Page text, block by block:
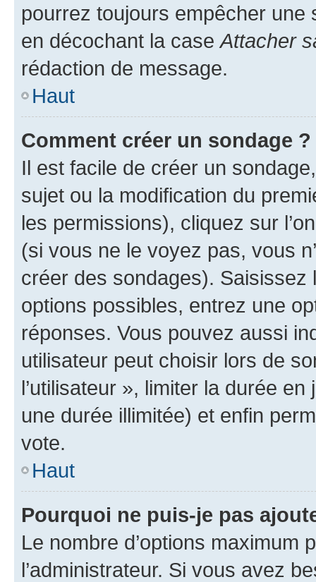
pourrez toujours empêcher une
en décochant la case Attacher
rédaction de message.
Haut
Comment créer un sondage ?
Il est facile de créer un
sujet ou la modification du
les permissions), cliquez sur
(si vous ne le voyez pas, vous
créer des sondages).
options possibles, entrez une
réponses. Vous pouvez aussi
utilisateur peut choisir lors de
l’utilisateur », limiter la durée
une durée illimitée) et enfin
vote.
Haut
Pourquoi ne puis-je pas
Le nombre d’options maximum
l’administrateur. Si vous avez